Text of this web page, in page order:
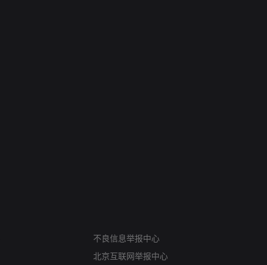
不良信息举报中心
北京互联网举报中心
算法推荐专项举报